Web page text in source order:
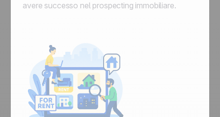
avere successo nel prospecting immobiliare.